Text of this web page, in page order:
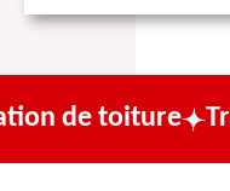
Travaux de